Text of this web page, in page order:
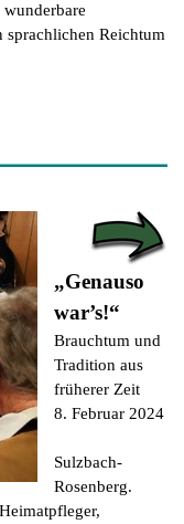
Reichtum
„Genauso
war’s!“
Brauchtum und
Tradition aus
früherer Zeit
8. Februar 2024
Sulzbach-
Rosenberg.